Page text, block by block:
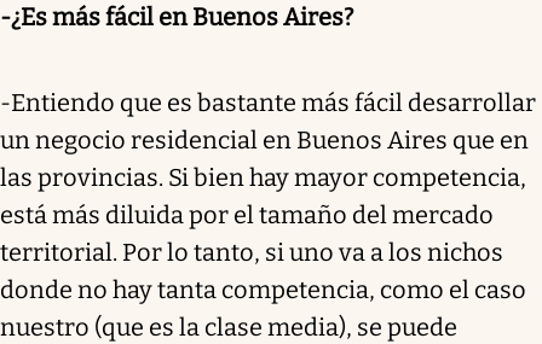
-¿Es más fácil en Buenos Aires?
-Entiendo que es bastante más fácil desarrollar
un negocio residencial en Buenos Aires que en
las provincias. Si bien hay mayor competencia,
está más diluida por el tamaño del mercado
territorial. Por lo tanto, si uno va a los nichos
donde no hay tanta competencia, como el caso
nuestro (que es la clase media), se puede